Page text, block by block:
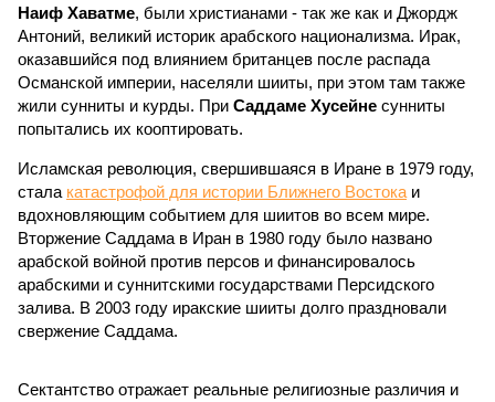
Наиф Хаватме, были христианами - так же как и Джордж
Антоний, великий историк арабского национализма. Ирак,
оказавшийся под влиянием британцев после распада
Османской империи, населяли шииты, при этом там также
жили сунниты и курды. При Саддаме Хусейне сунниты
попытались их кооптировать.
Исламская революция, свершившаяся в Иране в 1979 году,
стала катастрофой для истории Ближнего Востока и
вдохновляющим событием для шиитов во всем мире.
Вторжение Саддама в Иран в 1980 году было названо
арабской войной против персов и финансировалось
арабскими и суннитскими государствами Персидского
залива. В 2003 году иракские шииты долго праздновали
свержение Саддама.
Сектантство отражает реальные религиозные различия и